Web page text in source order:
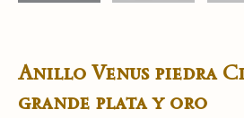
Anillo Venus piedra
grande plata y oro